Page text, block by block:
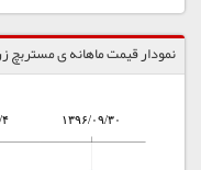
نمودار قیمت ماهانه ی مستربچ زرد 12230 /
۱۳۹۶/۰۹/۳۰